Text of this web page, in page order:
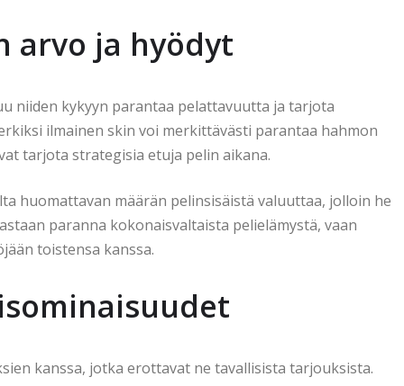
arvo ja hyödyt
niiden kykyyn parantaa pelattavuutta ja tarjota
ilmainen skin voi merkittävästi parantaa hahmon
tarjota strategisia etuja pelin aikana.
huomattavan määrän pelinsisäistä valuuttaa, jolloin he
paranna kokonaisvaltaista pelielämystä, vaan
toistensa kanssa.
kanssa, jotka erottavat ne tavallisista tarjouksista.